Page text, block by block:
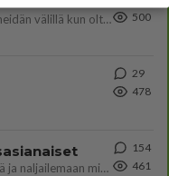
Muru, sä oot ihana. Tunsitko sen sähkön meidän välillä kun oltiin ihan låhekkäin? 👩‍❤️‍👩❤️😼😘
500
29
478
Tulevat tänne palstalle haukkumaan miehiä ja naljailemaan miehelle, kehuvat olevansa heitä parempia. Itse asuvat MIEHE
154
461